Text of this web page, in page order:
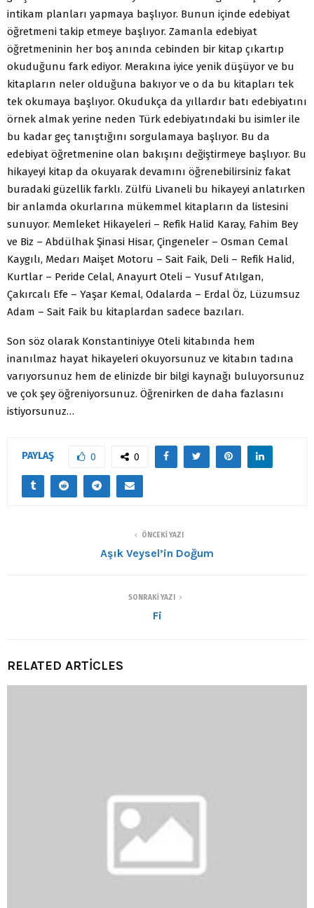
intikam planları yapmaya başlıyor. Bunun içinde edebiyat
öğretmeni takip etmeye başlıyor. Zamanla edebiyat
öğretmeninin her boş anında cebinden bir kitap çıkartıp
okuduğunu fark ediyor. Merakına iyice yenik düşüyor ve bu
kitapların neler olduğuna bakıyor ve o da bu kitapları tek
tek okumaya başlıyor. Okudukça da yıllardır batı edebiyatını
örnek almak yerine neden Türk edebiyatındaki bu isimler ile
bu kadar geç tanıştığını sorgulamaya başlıyor. Bu da
edebiyat öğretmenine olan bakışını değiştirmeye başlıyor. Bu
hikayeyi kitap da okuyarak devamını öğrenebilirsiniz fakat
buradaki güzellik farklı. Zülfü Livaneli bu hikayeyi anlatırken
bir anlamda okurlarına mükemmel kitapların da listesini
sunuyor. Memleket Hikayeleri – Refik Halid Karay, Fahim Bey
ve Biz – Abdülhak Şinasi Hisar, Çingeneler – Osman Cemal
Kaygılı, Medarı Maişet Motoru – Sait Faik, Deli – Refik Halid,
Kurtlar – Peride Celal, Anayurt Oteli – Yusuf Atılgan,
Çakırcalı Efe – Yaşar Kemal, Odalarda – Erdal Öz, Lüzumsuz
Adam – Sait Faik bu kitaplardan sadece bazıları.
Son söz olarak Konstantiniyye Oteli kitabında hem
inanılmaz hayat hikayeleri okuyorsunuz ve kitabın tadına
varıyorsunuz hem de elinizde bir bilgi kaynağı buluyorsunuz
ve çok şey öğreniyorsunuz. Öğrenirken de daha fazlasını
istiyorsunuz…
PAYLAŞ 0 0
ÖNCEKI YAZI
Aşık Veysel’in Doğum
SONRAKI YAZI
Fi
RELATED ARTICLES